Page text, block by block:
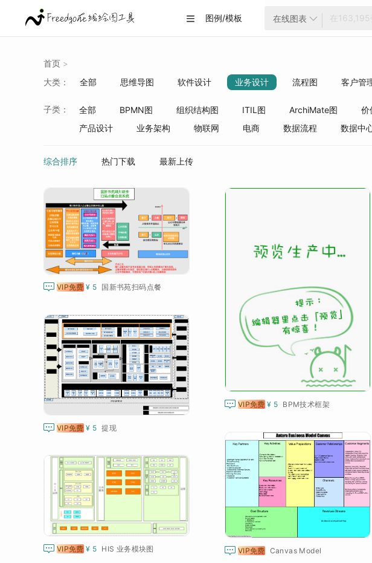
 图例/模板 在线图表 
首页 >
大类： 全部 思维导图 软件设计 业务设计 流程图 客户管
子类： 全部 BPMN图 组织结构图 ITIL图 ArchiMate图 价
产品设计
业务架构 物联网 电商 数据流程 数据中
综合排序 热门下载 最新上传
 VIP免费 ¥ 5 国新书苑扫码点餐
 VIP免费 ¥ 5 BPM技术框架
 VIP免费 ¥ 5 提现
 VIP免费 Canvas Model
 VIP免费 ¥ 5 HIS 业务模块图